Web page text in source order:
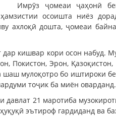
Имрӯз ҷомеаи ҷаҳонӣ
ҳамзистии осоишта ниёз
ахлоқӣ дошта, ҷомеаи
дар кишвар кори осон
Покистон, Эрон,
шаш мулоқотро бо иштироки
тоҷик ба миён оварданд.
21 маротиба
эътироф гардиданд ва